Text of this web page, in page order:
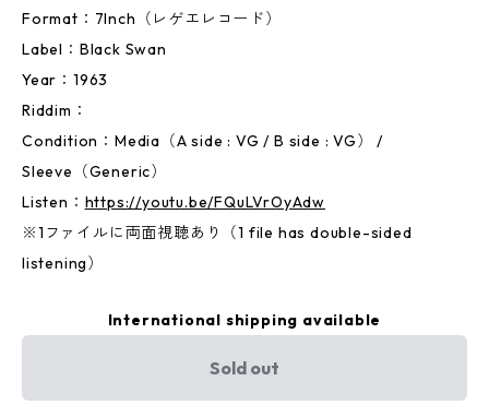
Format：7Inch（レゲエレコード）
Label：Black Swan
Year：1963
Riddim：
Condition：Media（A side : VG / B side : VG） /
Sleeve（Generic）
Listen： https://youtu.be/FQuLVrOyAdw
※1ファイルに両面視聴あり（1 file has double-sided
listening）
International shipping available
Sold out